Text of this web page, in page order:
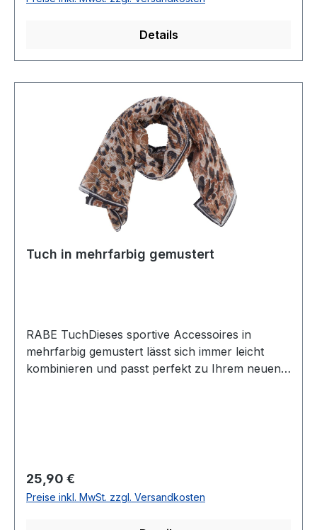
Details
Tuch in mehrfarbig gemustert
RABE TuchDieses sportive Accessoires in
mehrfarbig gemustert lässt sich immer leicht
kombinieren und passt perfekt zu Ihrem neuen
Regulärer Preis:
25,90 €
Preise inkl. MwSt. zzgl. Versandkosten